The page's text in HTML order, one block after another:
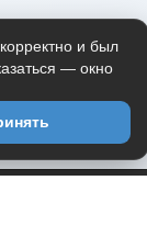
и был
— окно